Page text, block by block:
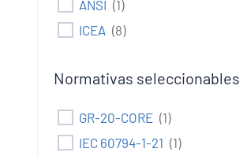
ANSI (1)
ICEA (8)
Normativas seleccionables
GR-20-CORE (1)
IEC 60794-1-21 (1)